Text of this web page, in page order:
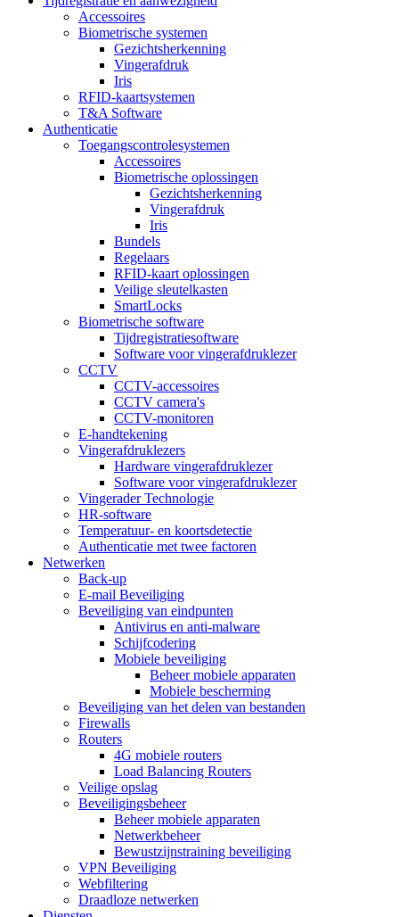
Accessoires
Biometrische systemen
Gezichtsherkenning
Vingerafdruk
Iris
RFID-kaartsystemen
T&A Software
Authenticatie
Toegangscontrolesystemen
Accessoires
Biometrische oplossingen
Gezichtsherkenning
Vingerafdruk
Iris
Bundels
Regelaars
RFID-kaart oplossingen
Veilige sleutelkasten
SmartLocks
Biometrische software
Tijdregistratiesoftware
Software voor vingerafdruklezer
CCTV
CCTV-accessoires
CCTV camera's
CCTV-monitoren
E-handtekening
Vingerafdruklezers
Hardware vingerafdruklezer
Software voor vingerafdruklezer
Vingerader Technologie
HR-software
Temperatuur- en koortsdetectie
Authenticatie met twee factoren
Netwerken
Back-up
E-mail Beveiliging
Beveiliging van eindpunten
Antivirus en anti-malware
Schijfcodering
Mobiele beveiliging
Beheer mobiele apparaten
Mobiele bescherming
Beveiliging van het delen van bestanden
Firewalls
Routers
4G mobiele routers
Load Balancing Routers
Veilige opslag
Beveiligingsbeheer
Beheer mobiele apparaten
Netwerkbeheer
Bewustzijnstraining beveiliging
VPN Beveiliging
Webfiltering
Draadloze netwerken